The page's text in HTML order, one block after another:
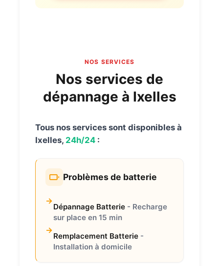
NOS SERVICES
Nos services de
dépannage à Ixelles
Tous nos services sont disponibles à
Ixelles, 24h/24 :
Problèmes de batterie
Dépannage Batterie - Recharge
sur place en 15 min
Remplacement Batterie -
Installation à domicile